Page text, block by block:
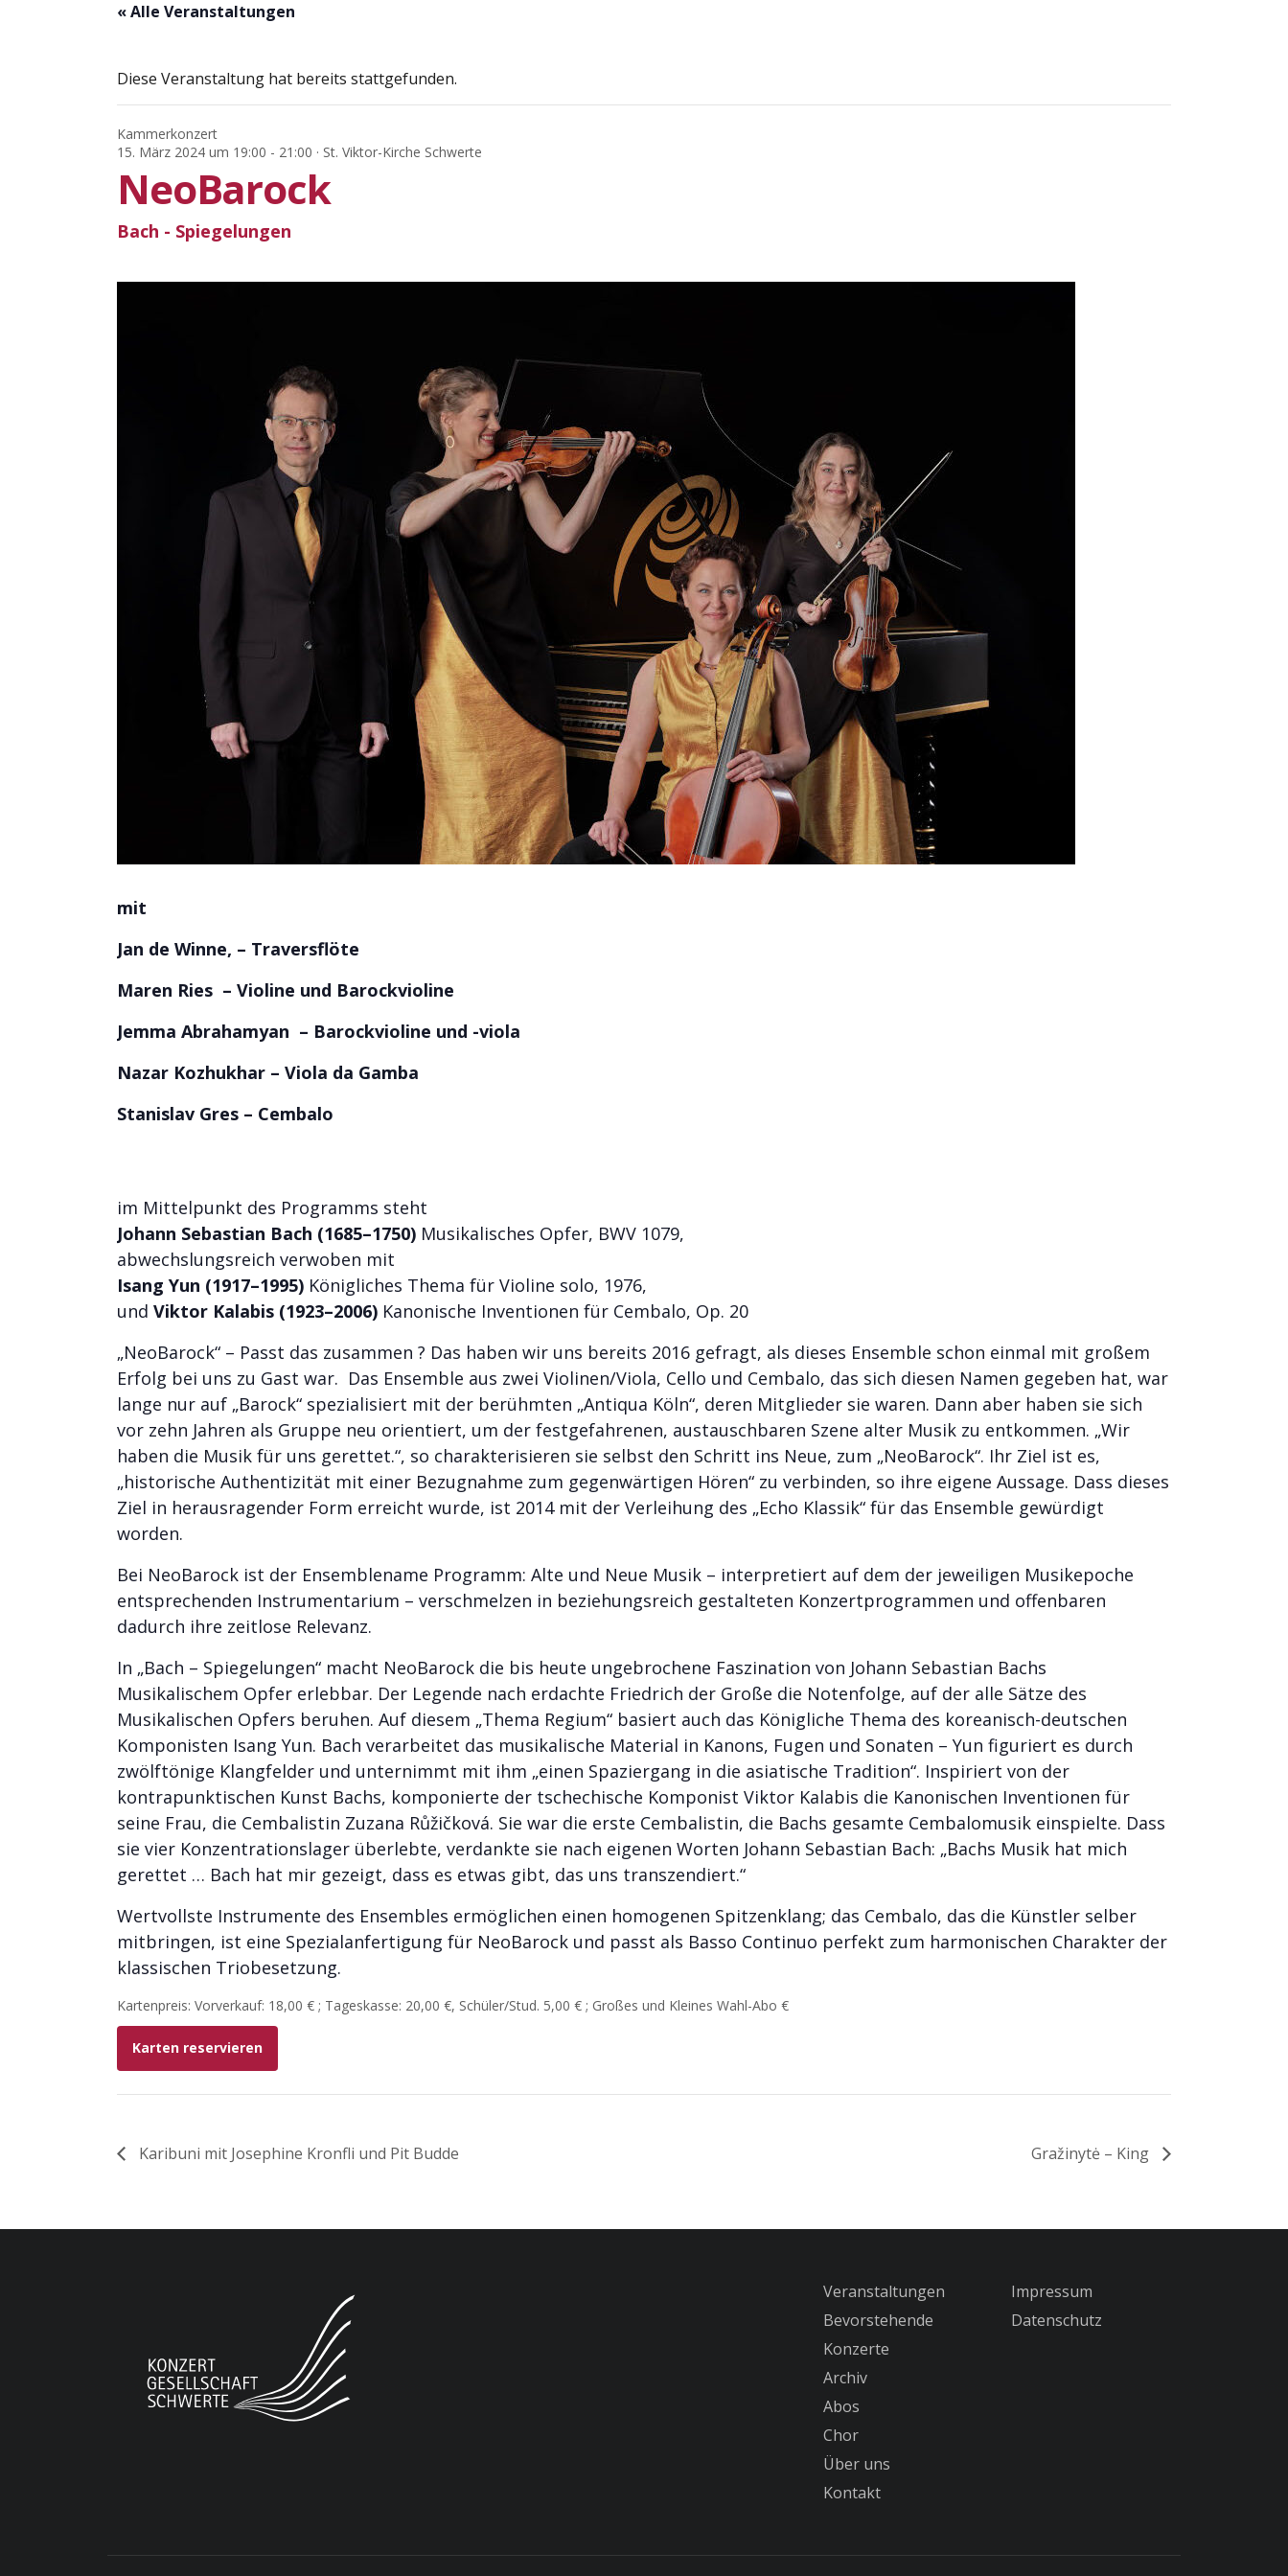
« Alle Veranstaltungen
Diese Veranstaltung hat bereits stattgefunden.
Kammerkonzert
15. März 2024 um 19:00 - 21:00 · St. Viktor-Kirche Schwerte
NeoBarock
Bach - Spiegelungen
mit
Jan de Winne, – Traversflöte
Maren Ries – Violine und Barockvioline
Jemma Abrahamyan – Barockvioline und -viola
Nazar Kozhukhar – Viola da Gamba
Stanislav Gres – Cembalo
im Mittelpunkt des Programms steht
Johann Sebastian Bach (1685–1750) Musikalisches Opfer, BWV 1079,
abwechslungsreich verwoben mit
Isang Yun (1917–1995) Königliches Thema für Violine solo, 1976,
und Viktor Kalabis (1923–2006) Kanonische Inventionen für Cembalo, Op. 20
„NeoBarock“ – Passt das zusammen ? Das haben wir uns bereits 2016 gefragt, als dieses Ensemble schon einmal mit großem
Erfolg bei uns zu Gast war. Das Ensemble aus zwei Violinen/Viola, Cello und Cembalo, das sich diesen Namen gegeben hat, war
lange nur auf „Barock“ spezialisiert mit der berühmten „Antiqua Köln“, deren Mitglieder sie waren. Dann aber haben sie sich
vor zehn Jahren als Gruppe neu orientiert, um der festgefahrenen, austauschbaren Szene alter Musik zu entkommen. „Wir
haben die Musik für uns gerettet.“, so charakterisieren sie selbst den Schritt ins Neue, zum „NeoBarock“. Ihr Ziel ist es,
„historische Authentizität mit einer Bezugnahme zum gegenwärtigen Hören“ zu verbinden, so ihre eigene Aussage. Dass dieses
Ziel in herausragender Form erreicht wurde, ist 2014 mit der Verleihung des „Echo Klassik“ für das Ensemble gewürdigt
worden.
Bei NeoBarock ist der Ensemblename Programm: Alte und Neue Musik – interpretiert auf dem der jeweiligen Musikepoche
entsprechenden Instrumentarium – verschmelzen in beziehungsreich gestalteten Konzertprogrammen und offenbaren
dadurch ihre zeitlose Relevanz.
In „Bach – Spiegelungen“ macht NeoBarock die bis heute ungebrochene Faszination von Johann Sebastian Bachs
Musikalischem Opfer erlebbar. Der Legende nach erdachte Friedrich der Große die Notenfolge, auf der alle Sätze des
Musikalischen Opfers beruhen. Auf diesem „Thema Regium“ basiert auch das Königliche Thema des koreanisch-deutschen
Komponisten Isang Yun. Bach verarbeitet das musikalische Material in Kanons, Fugen und Sonaten – Yun figuriert es durch
zwölftönige Klangfelder und unternimmt mit ihm „einen Spaziergang in die asiatische Tradition“. Inspiriert von der
kontrapunktischen Kunst Bachs, komponierte der tschechische Komponist Viktor Kalabis die Kanonischen Inventionen für
seine Frau, die Cembalistin Zuzana Růžičková. Sie war die erste Cembalistin, die Bachs gesamte Cembalomusik einspielte. Dass
sie vier Konzentrationslager überlebte, verdankte sie nach eigenen Worten Johann Sebastian Bach: „Bachs Musik hat mich
gerettet … Bach hat mir gezeigt, dass es etwas gibt, das uns transzendiert.“
Wertvollste Instrumente des Ensembles ermöglichen einen homogenen Spitzenklang; das Cembalo, das die Künstler selber
mitbringen, ist eine Spezialanfertigung für NeoBarock und passt als Basso Continuo perfekt zum harmonischen Charakter der
klassischen Triobesetzung.
Kartenpreis: Vorverkauf: 18,00 € ; Tageskasse: 20,00 €, Schüler/Stud. 5,00 € ; Großes und Kleines Wahl-Abo €
Karten reservieren
Karibuni mit Josephine Kronfli und Pit Budde Gražinytė – King
Veranstaltungen
Bevorstehende
Konzerte
Archiv
Abos
Chor
Über uns
Kontakt
Impressum
Datenschutz